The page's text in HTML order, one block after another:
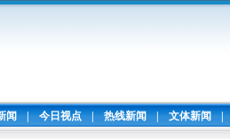
闻 | 今日视点 | 热线新闻 | 文体新闻 |